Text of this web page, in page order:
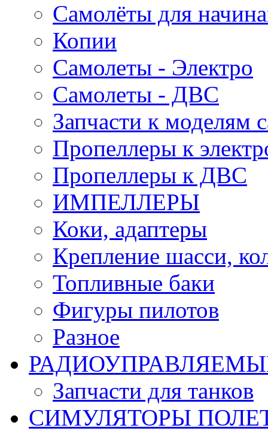
Самолёты для
Копии
Самолеты - Электро
Самолеты - ДВС
Запчасти к моделям
Пропеллеры к
Пропеллеры к ДВС
ИМПЕЛЛЕРЫ
Коки, адаптеры
Крепление шасси,
Топливные баки
Фигуры пилотов
Разное
Запчасти для танков
СИМУЛЯТОРЫ